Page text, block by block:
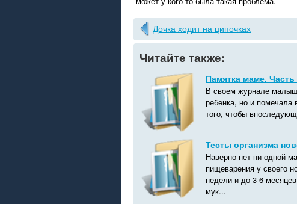
Дочка ходит на ципочках
Читайте также:
Памятка маме. Часть
В своем журнале
ребенка, но и
того, чтобы
Тесты организма
Наверно нет ни одной
пищеварения у своего
недели и до 3-6
мук...